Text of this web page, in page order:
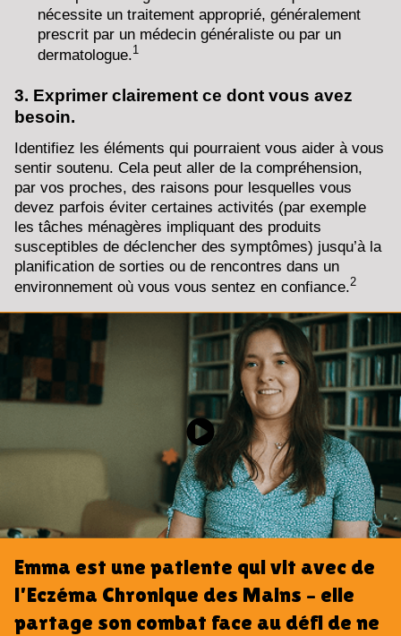
nécessite un traitement approprié, généralement
prescrit par un médecin généraliste ou par un
dermatologue.1
3. Exprimer clairement ce dont vous avez
besoin.
Identifiez les éléments qui pourraient vous aider à vous
sentir soutenu. Cela peut aller de la compréhension,
par vos proches, des raisons pour lesquelles vous
devez parfois éviter certaines activités (par exemple
les tâches ménagères impliquant des produits
susceptibles de déclencher des symptômes) jusqu’à la
planification de sorties ou de rencontres dans un
environnement où vous vous sentez en confiance.2
Emma est une patiente qui vit avec de
l'Eczéma Chronique des Mains – elle
partage son combat face au défi de ne